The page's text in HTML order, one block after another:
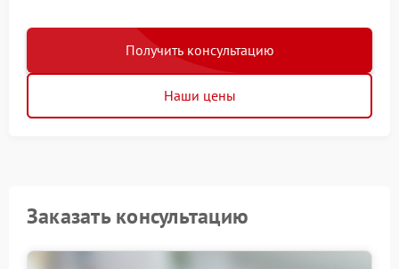
Получить консультацию
Наши цены
Заказать консультацию